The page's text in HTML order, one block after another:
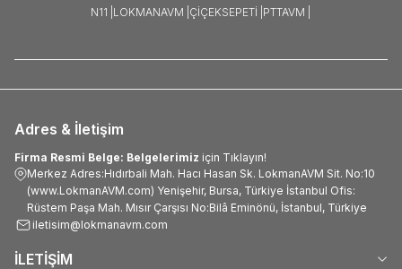
N11 | LOKMANAVM | ÇIÇEKSEPETI | PTTAVM |
Adres & İletişim
Firma Resmi Belge: Belgelerimiz için Tıklayın!
Merkez Adres:Hıdırbali Mah. Hacı Hasan Sk. LokmanAVM Sit. No:10
(www.LokmanAVM.com) Yenişehir, Bursa, Türkiye İstanbul Ofis:
Rüstem Paşa Mah. Mısır Çarşısı No:Bilâ Eminönü, İstanbul, Türkiye
iletisim@lokmanavm.com
İLETİŞİM